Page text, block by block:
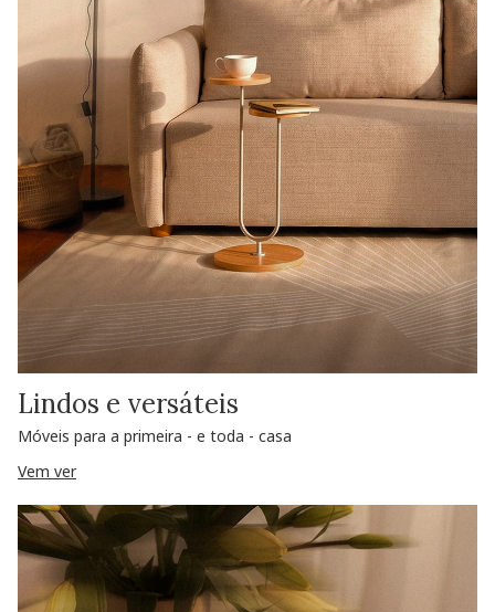
Lindos e versáteis
Móveis para a primeira - e toda - casa
Vem ver